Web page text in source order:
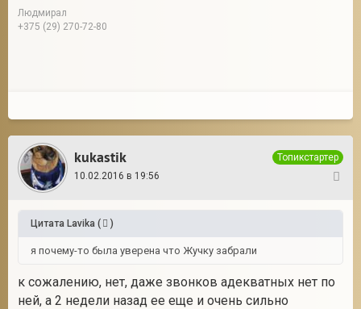
Людмирал
+375 (29) 270-72-80
kukastik
Топикстартер
10.02.2016 в 19:56
Цитата Lavika ( )
я почему-то была уверена что Жучку забрали
к сожалению, нет, даже звонков адекватных нет по
ней, а 2 недели назад ее еще и очень сильно